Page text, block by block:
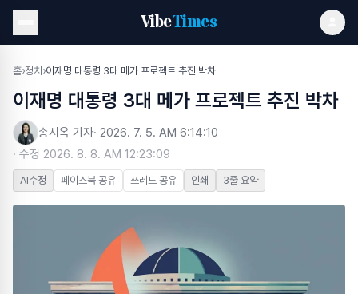
VibeTimes
홈›정치 ›이재명 대통령 3대 메가 프로젝트 추진 박차
이재명 대통령 3대 메가 프로젝트 추진 박차
송시옥 기자· 2026. 7. 5. AM 6:14:10
· 수정 2026. 8. 8. AM 12:23:09
AI수정 페이스북 공유 쓰레드 공유 인쇄 3줄 요약